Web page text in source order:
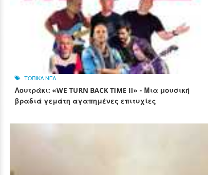
ΤΟΠΙΚΑ ΝΕΑ
Λουτράκι: «WE TURN BACK TIME II» - Μια μουσική
βραδιά γεμάτη αγαπημένες επιτυχίες